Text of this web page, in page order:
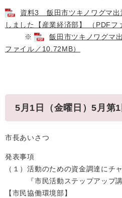
資料3 飯田市ツキノワグマ出
しました【産業経済部】 （PDFフ
※
飯田市ツキノワグマ
ファイル／10.72MB）
5月1日（金曜日）5月第
市長あいさつ
発表事項
（１）活動のための資金調達にチ
『市民活動ステップアップ講
【市民協働環境部】